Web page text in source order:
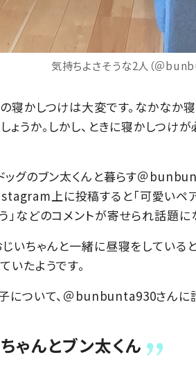
気持ちよさそうな2人（＠
寝かしつけは大変です。なかなか
ょうか。しかし、ときに寝かしつ
ッグのブン太くんと暮らす＠
上に投稿すると「可愛いペア
」などのコメントが寄せられ話題に
いちゃんと一緒に昼寝をしている
いたようです。
について、＠bunbunta930さんに
ゃんとブン太くん